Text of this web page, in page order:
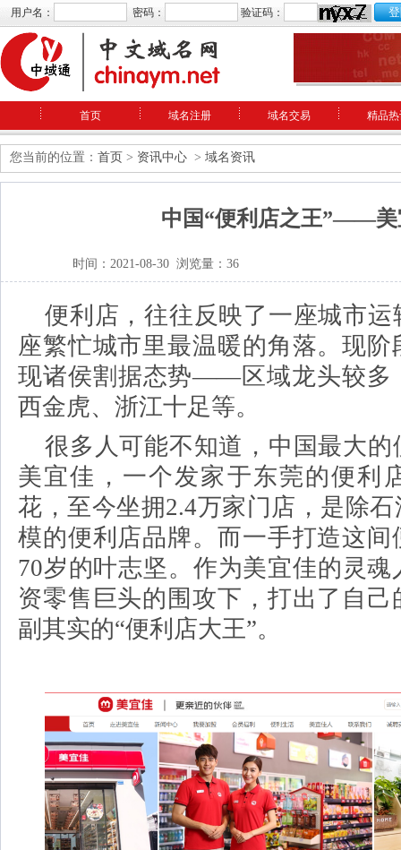
用户名： 密码： 验证码：
首页 域名注册 域名交易 精品
您当前的位置： 首页 > 资讯中心 > 域名资讯
中国“便利店之王”——美
时间：2021-08-30 浏览量：36
便利店，往往反映了一座城市
座繁忙城市里最温暖的角落。现
现诸侯割据态势——区域龙头较多
西金虎、浙江十足等。
很多人可能不知道，中国最大
美宜佳，一个发家于东莞的便利
花，至今坐拥2.4万家门店，是除
模的便利店品牌。而一手打造这间
70岁的叶志坚。作为美宜佳的灵
资零售巨头的围攻下，打出了自
副其实的“便利店大王”。